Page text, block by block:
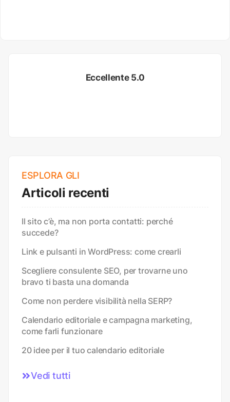
Eccellente 5.0
ESPLORA GLI
Articoli recenti
Il sito c’è, ma non porta contatti: perché
succede?
Link e pulsanti in WordPress: come crearli
Scegliere consulente SEO, per trovarne uno
bravo ti basta una domanda
Come non perdere visibilità nella SERP?
Calendario editoriale e campagna marketing,
come farli funzionare
20 idee per il tuo calendario editoriale
Vedi tutti